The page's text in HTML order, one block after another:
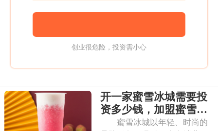
创业很危险，投资需小心
开一家蜜雪冰城需要投
资多少钱，加盟蜜雪冰
城成本高吗
蜜雪冰城以年轻、时尚的